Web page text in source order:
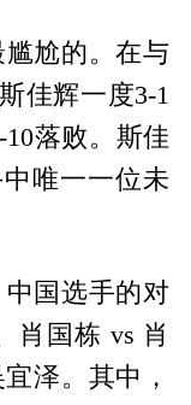
尬的。在与
佳辉一度3-1
落败。斯佳
唯一一位未
国选手的对
肖国栋 vs 肖
泽。其中，